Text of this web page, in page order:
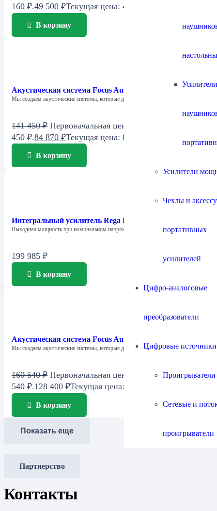
Усилители
Чехлы и
портативных
усилителей
Цифро-аналоговые
преобразователи
Цифровые источники
Сетевые и
проигрыватели
160 ₽.49 500 ₽Текущая цена: 49 500 ₽.
В корзину
Акустическая система Focus Audio FCC 1 SE Center
Мы создаем акустические системы, которые дарят…
141 450₽ Первоначальная цена составляла 141
450 ₽.84 870 ₽Текущая цена: 84 870 ₽.
В корзину
Интегральный усилитель Rega Brio MK7
Выходная мощность при номинальном напряжении питания…
199 985 ₽
В корзину
Акустическая система Focus Audio FCC 2 SE Center
Мы создаем акустические системы, которые дарят…
160 540₽ Первоначальная цена составляла 160
540 ₽.128 400 ₽Текущая цена: 128 400 ₽.
В корзину
Показать еще
Партнерство
Контакты